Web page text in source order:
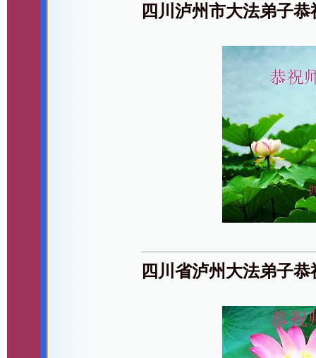
四川泸州市大法弟子
四川省泸州大法弟子